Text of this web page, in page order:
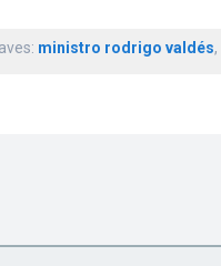
ministro rodrigo valdés,